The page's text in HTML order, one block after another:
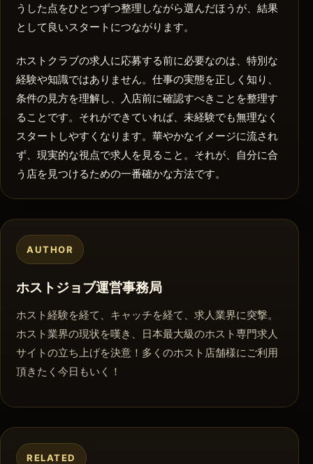
うした点をひとつずつ整理しながら選んだほうが、結果
として良いスタートにつながります。
ホストクラブの求人に応募する前に必要なのは、特別な
経験や知識ではありません。仕事の実態を正しく知り、
条件の見方を理解し、入店前に確認すべきことを整理す
ることです。それができていれば、未経験でも無理なく
スタートしやすくなります。華やかなイメージに流され
ず、現実的な視点で求人を見ること。それが、自分に合
う店を見つけるための一番確かな方法です。
AUTHOR
ホストジョブ運営事務局
ホスト経験を経て、キャッチを経て、求人業界に突撃。
ホスト業界の現状を嘆き、日本最大級のホスト専門求人
サイトの立ち上げを決意！多くのホスト店舗様にご利用
頂きたく今日もいく！
RELATED